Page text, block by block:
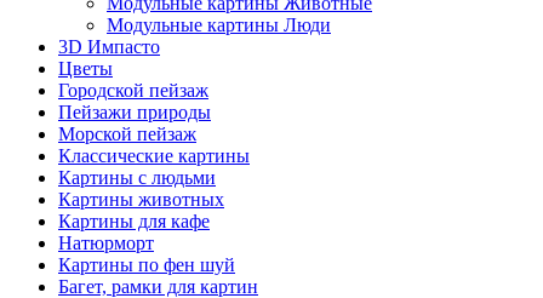
Модульные картины Люди
3D Импасто
Цветы
Городской пейзаж
Пейзажи природы
Морской пейзаж
Классические картины
Картины с людьми
Картины животных
Картины для кафе
Натюрморт
Картины по фен шуй
Багет, рамки для картин